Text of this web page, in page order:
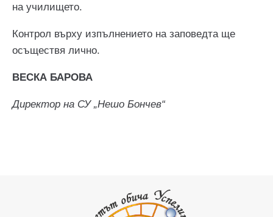
на училището.
Контрол върху изпълнението на заповедта ще
осъществя лично.
ВЕСКА БАРОВА
Директор на СУ „Нешо Бончев“